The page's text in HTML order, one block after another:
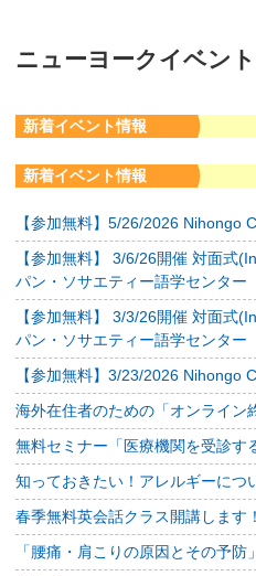
ニューヨークイベン
新着イベント情報
新着イベント情報
【参加無料】5/26/2026 Nihongo
【参加無料】 3/6/26開催 対面式
パン・ソサエティー語学センター
【参加無料】 3/3/26開催 対面式
パン・ソサエティー語学センター
【参加無料】3/23/2026 Nihongo
海外在住者のための「オンライン
無料セミナー「医療機関を受診す
知っておきたい！アレルギーにつ
春季無料英会話クラス開講します！
「腰痛・肩こりの原因とその予防